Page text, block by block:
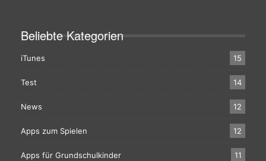
Beliebte Kategorien
iTunes 15
Test 14
News 12
Apps zum Spielen 12
Apps für Grundschulkinder 11